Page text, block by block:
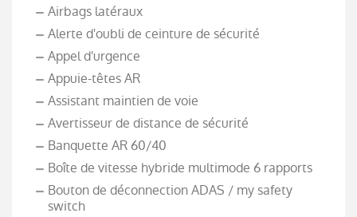
Airbags latéraux
Alerte d'oubli de ceinture de sécurité
Appel d'urgence
Appuie-têtes AR
Assistant maintien de voie
Avertisseur de distance de sécurité
Banquette AR 60/40
Boîte de vitesse hybride multimode 6 rapports
Bouton de déconnection ADAS / my safety
switch